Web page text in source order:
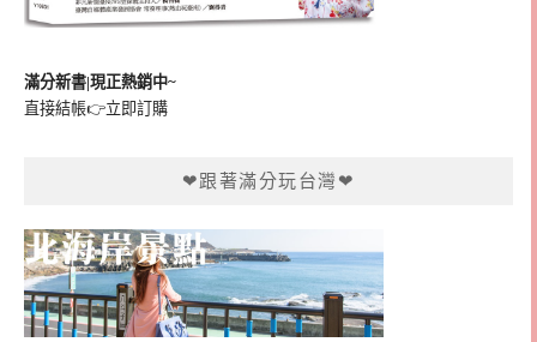
滿分新書|現正熱銷中~
直接結帳👉立即訂購
❤跟著滿分玩台灣❤